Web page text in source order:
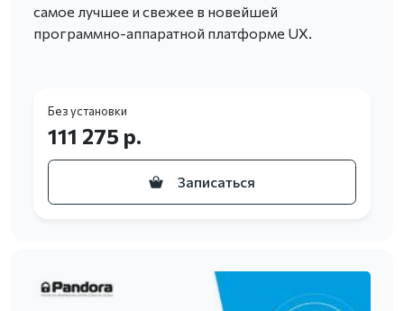
самое лучшее и свежее в новейшей
программно-аппаратной платформе UX.
Без установки
111 275 р.
Записаться